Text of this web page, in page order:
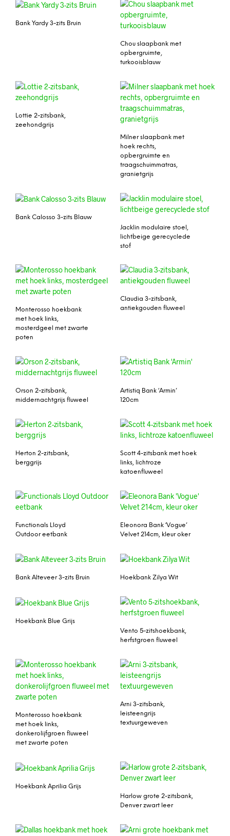
Bank Yardy 3-zits Bruin
Chou slaapbank met
opbergruimte,
turkooisblauw
Lottie 2-zitsbank,
zeehondgrijs
Milner slaapbank met
hoek rechts,
opbergruimte en
traagschuimmatras,
granietgrijs
Bank Calosso 3-zits Blauw
Jacklin modulaire stoel,
lichtbeige gerecyclede
stof
Monterosso hoekbank
met hoek links,
mosterdgeel met zwarte
poten
Claudia 3-zitsbank,
antiekgouden fluweel
Orson 2-zitsbank,
middernachtgrijs fluweel
Artistiq Bank ‘Armin’
120cm
Herton 2-zitsbank,
berggrijs
Scott 4-zitsbank met hoek
links, lichtroze
katoenfluweel
Functionals Lloyd
Outdoor eetbank
Eleonora Bank ‘Vogue’
Velvet 214cm, kleur oker
Bank Alteveer 3-zits Bruin Hoekbank Zilya Wit
Hoekbank Blue Grijs
Vento 5-zitshoekbank,
herfstgroen fluweel
Monterosso hoekbank
met hoek links,
donkerolijfgroen fluweel
met zwarte poten
Arni 3-zitsbank,
leisteengrijs
textuurgeweven
Hoekbank Aprilia Grijs
Harlow grote 2-zitsbank,
Denver zwart leer